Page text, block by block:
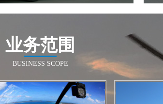
全国飞行热线
业务范围
BUSINESS SCOPE